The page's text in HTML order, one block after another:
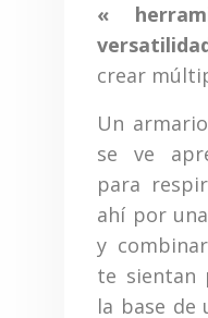
«
crear
Un
se ve
para
ahí por
y
te sientan
la base de